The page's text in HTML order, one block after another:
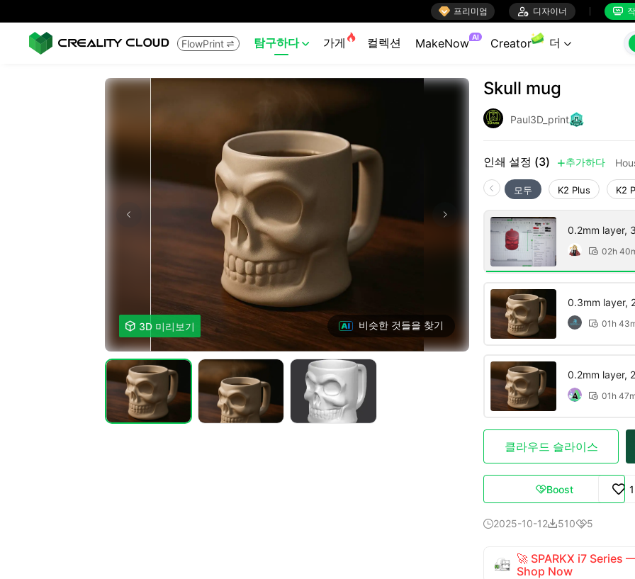
 프리미엄  디자이너 
FlowPrint  탐구하다  가게  컬렉션 MakeNow AI Creator 더 
 3D 미리보기 비슷한 것들을 찾기
Skull mug
Paul3D_print
인쇄 설정 (3)  추가하다
모두 K2 Plus K2
0.2mm layer,
 02h
0.3mm layer,
 01h
0.2mm layer,
 01h
클라우드 슬라이스
Boost
2025-10-125105
🚀 SPARKX i7 Series
Shop Now